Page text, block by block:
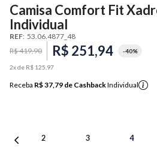
Camisa Comfort Fit
Individual
REF: 53.06.4877_48
R$419,90 R$ 251,94 -40%
2x de R$ 125 97
Receba R$ 37,79 de CashbackIndividual
2 3 4